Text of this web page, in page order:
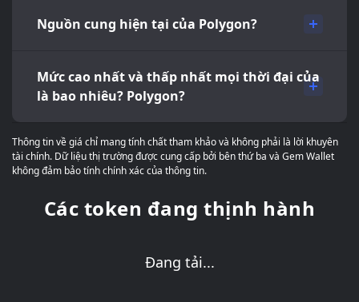
Nguồn cung hiện tại của Polygon?
Mức cao nhất và thấp nhất mọi thời đại của
là bao nhiêu? Polygon?
Thông tin về giá chỉ mang tính chất tham khảo và không phải là lời khuyên
tài chính. Dữ liệu thị trường được cung cấp bởi bên thứ ba và Gem Wallet
không đảm bảo tính chính xác của thông tin.
Các token đang thịnh hành
Đang tải...